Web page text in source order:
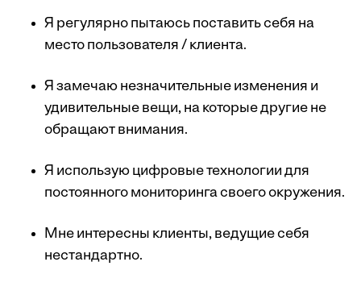
Я регулярно пытаюсь поставить себя на
место пользователя / клиента.
Я замечаю незначительные изменения и
удивительные вещи, на которые другие не
обращают внимания.
Я использую цифровые технологии для
постоянного мониторинга своего окружения.
Мне интересны клиенты, ведущие себя
нестандартно.